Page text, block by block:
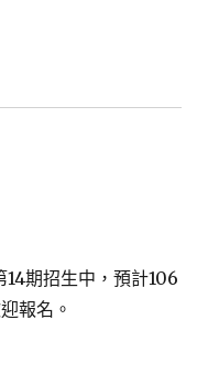
期招生中，預計106
報名。